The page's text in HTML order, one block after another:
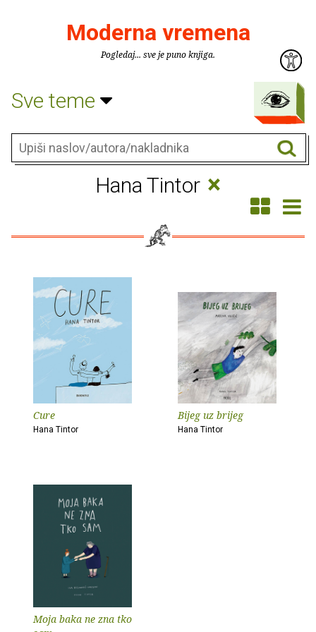
Moderna vremena
Pogledaj... sve je puno knjiga.
Sve teme
Hana Tintor ×
Cure
Hana Tintor
Bijeg uz brijeg
Hana Tintor
Moja baka ne zna tko